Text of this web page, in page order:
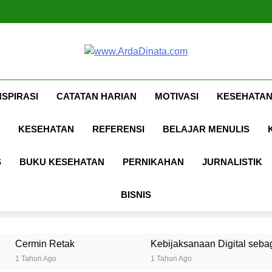
CATATAN HARIAN MOTIVASI
KESEHATAN REFERENSI BELAJAR MENULIS
BUKU KESEHATAN PERNIKAHAN JURNALISTIK
BISNIS
Kebijaksanaan Digital sebagai Lanskap